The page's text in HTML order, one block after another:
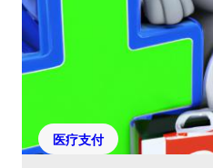
医疗支付